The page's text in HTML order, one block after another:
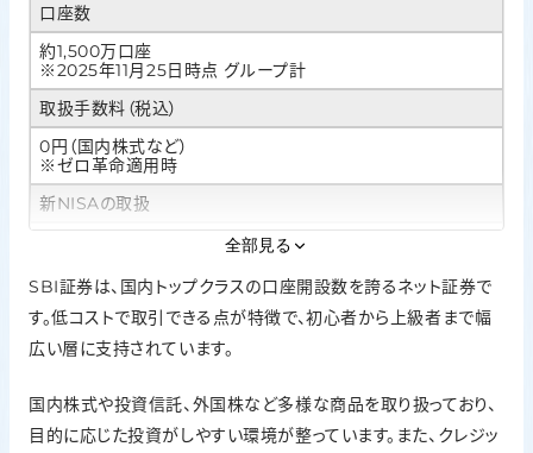
利用しやすいネット証券
口座数
約1,500万口座
※2025年11月25日時点 グループ計
取扱手数料（税込）
0円（国内株式など）
※ゼロ革命適用時
新NISAの取扱
IPOの実績
63社（2025年）
投資信託の銘柄数
2,642本（2026年1月20日時点）
外国株の取扱
全部見る
SBI証券は、国内トップクラスの口座開設数を誇るネット証券で
す。低コストで取引できる点が特徴で、初心者から上級者まで幅
広い層に支持されています。
国内株式や投資信託、外国株など多様な商品を取り扱っており、
目的に応じた投資がしやすい環境が整っています。また、クレジッ